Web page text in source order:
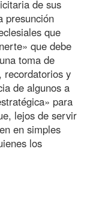
de sus
presunción
que
que debe
toma de
recordatorios y
de algunos a
para
lejos de servir
en simples
los